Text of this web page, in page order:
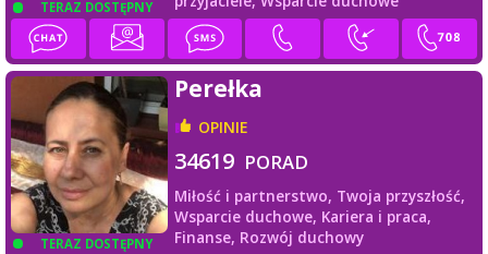
TERAZ DOSTĘPNY
TERAZ DOSTĘPNY
Perełka
OPINIE
34619 PORAD
Miłość i partnerstwo, Twoja przyszłość,
Wsparcie duchowe, Kariera i praca,
Finanse, Rozwój duchowy